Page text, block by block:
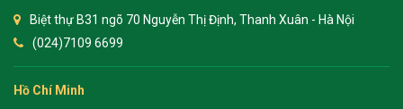
Biệt thự B31 ngõ 70 Nguyễn Thị Định, Thanh Xuân - Hà Nội
(024)7109 6699
Hồ Chí Minh